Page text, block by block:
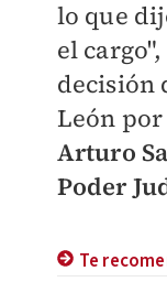
lo que
el
decisión
León
Arturo
Poder
Te